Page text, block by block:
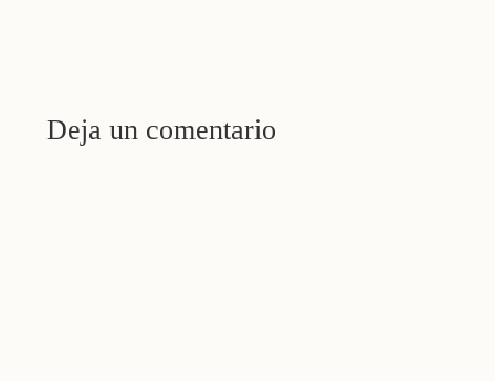
Deja un comentario